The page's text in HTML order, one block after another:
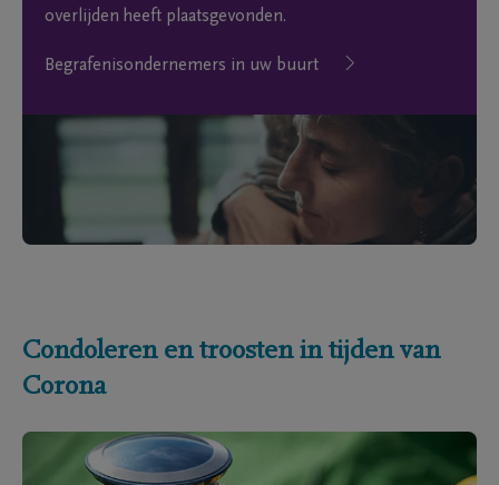
overlijden heeft plaatsgevonden.
Begrafenisondernemers in uw buurt
Condoleren en troosten in tijden van
Corona